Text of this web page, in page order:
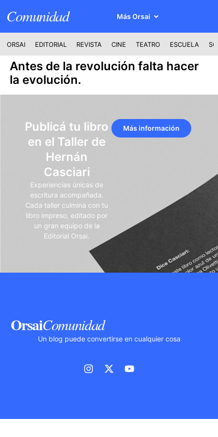
Comunidad Más Orsai
ORSAI EDITORIAL REVISTA CINE TEATRO ESCUELA
Antes de la revolución falta hacer
la evolución.
Publicá tu libro
en el Taller de
Hernán
Casciari
Experiencias únicas de
escritura acompañada.
Cada taller culmina con tu
libro impreso, editado por
un gran equipo de la
Editorial Orsai.
Más información
OrsaiComunidad
Un blog puede convertirse en cualquier cosa